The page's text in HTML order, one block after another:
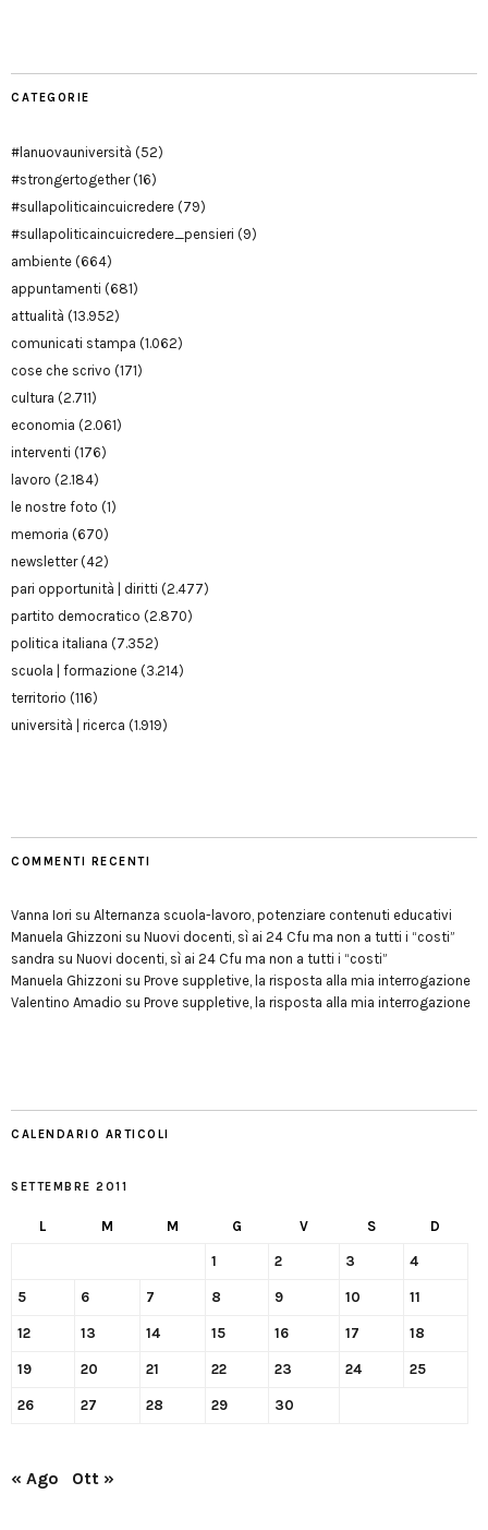
CATEGORIE
#lanuovauniversità (52)
#strongertogether(16)
#sullapoliticaincuicredere (79)
#sullapoliticaincuicredere_pensieri (9)
ambiente (664)
appuntamenti (681)
attualità (13.952)
comunicati stampa (1.062)
cose che scrivo (171)
cultura (2.711)
economia (2.061)
interventi (176)
lavoro (2.184)
le nostre foto (1)
memoria (670)
newsletter(42)
pari opportunità | diritti (2.477)
partito democratico (2.870)
politica italiana (7.352)
scuola | formazione (3.214)
territorio (116)
università | ricerca (1.919)
COMMENTI RECENTI
Vanna Iori su Alternanza scuola-lavoro, potenziare contenuti educativi
Manuela Ghizzoni su Nuovi docenti, sì ai 24 Cfu ma non a tutti i “costi”
sandra su Nuovi docenti, sì ai 24 Cfu ma non a tutti i “costi”
Manuela Ghizzoni su Prove suppletive, la risposta alla mia interrogazione
Valentino Amadio su Prove suppletive, la risposta alla mia interrogazione
CALENDARIO ARTICOLI
SETTEMBRE 2011
L M M G V S D
1 2 3 4
5 6 7 8 9 10 11
12 13 14 15 16 17 18
19 20 21 22 23 24 25
26 27 28 29 30
« Ago Ott »